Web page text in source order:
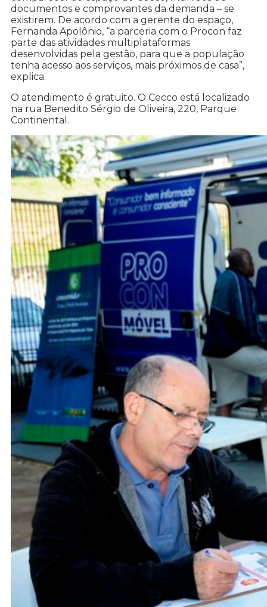
documentos e comprovantes da demanda – se
existirem. De acordo com a gerente do espaço,
Fernanda Apolônio, “a parceria com o Procon faz
parte das atividades multiplataformas
desenvolvidas pela gestão, para que a população
tenha acesso aos serviços, mais próximos de casa”,
explica.
O atendimento é gratuito. O Cecco está localizado
na rua Benedito Sérgio de Oliveira, 220, Parque
Continental.